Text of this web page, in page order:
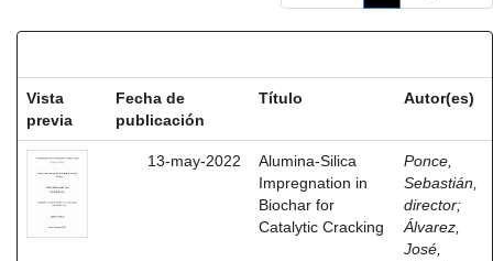
Vista
previa
Fecha de
publicación
Título Autor(es)
13-may-2022
Alumina-Silica
Impregnation in
Biochar for
Catalytic Cracking
Ponce,
Sebastián,
director;
Álvarez,
José,